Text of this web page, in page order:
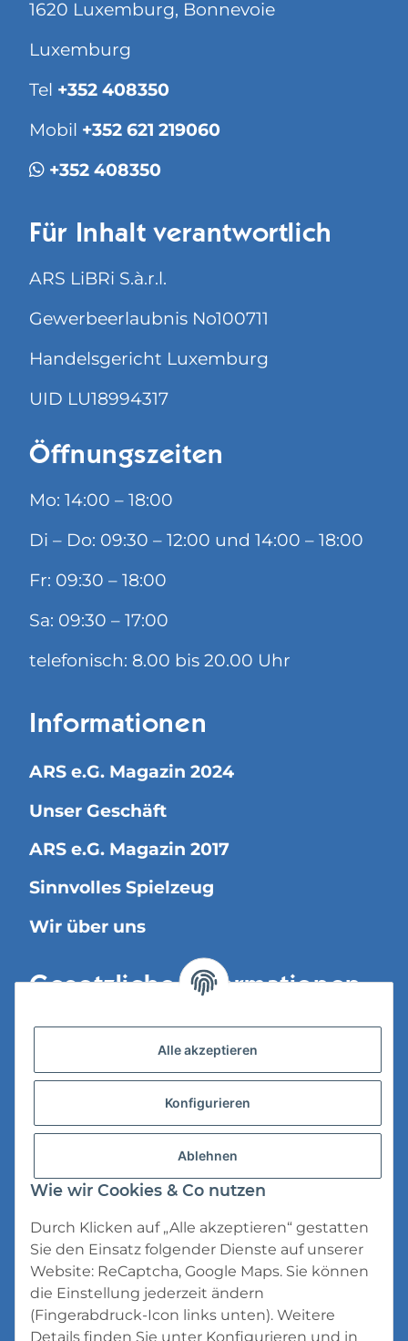
1620 Luxemburg, Bonnevoie
Luxemburg
Tel +352 408350
Mobil +352 621 219060
+352 408350
Für Inhalt verantwortlich
ARS LiBRi S.à.r.l.
Gewerbeerlaubnis No100711
Handelsgericht Luxemburg
UID LU18994317
Öffnungszeiten
Mo: 14:00 – 18:00
Di – Do: 09:30 – 12:00 und 14:00 – 18:00
Fr: 09:30 – 18:00
Sa: 09:30 – 17:00
telefonisch: 8.00 bis 20.00 Uhr
Informationen
ARS e.G. Magazin 2024
Unser Geschäft
ARS e.G. Magazin 2017
Sinnvolles Spielzeug
Wir über uns
Gesetzliche Informationen
Versandinformationen
Datenschutz
Impressum
* Alle Preise inkl. gesetzlicher USt., zzgl.
Versand
Alle akzeptieren
Konfigurieren
Ablehnen
Wie wir Cookies & Co nutzen
Durch Klicken auf „Alle akzeptieren“ gestatten
Sie den Einsatz folgender Dienste auf unserer
Website: ReCaptcha, Google Maps. Sie können
die Einstellung jederzeit ändern
(Fingerabdruck-Icon links unten). Weitere
Details finden Sie unter Konfigurieren und in